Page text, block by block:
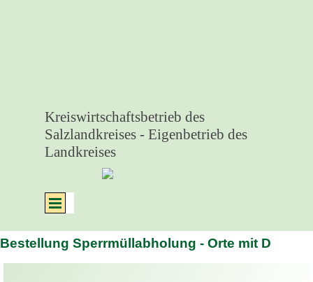
Kreiswirtschaftsbetrieb des
Salzlandkreises - Eigenbetrieb des
Landkreises
Menü überspringen
Bestellung Sperrmüllabholung - Orte mit D